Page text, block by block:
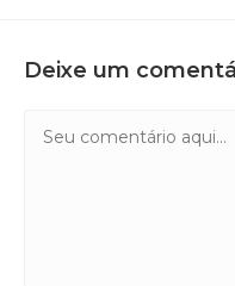
Deixe um